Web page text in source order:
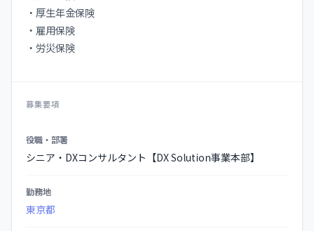
・厚⽣年⾦保険
・雇⽤保険
・労災保険
募集要項
集
要
詳
役職・部署
シニア・DXコンサルタント【DX Solution事業本部】
勤務地
東京都